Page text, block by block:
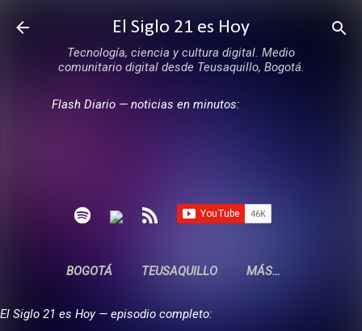
Ir al contenido principal
El Siglo 21 es Hoy
Tecnología, ciencia y cultura digital. Medio
comunitario digital desde Teusaquillo, Bogotá.
Flash Diario — noticias en minutos:
BOGOTÁ TEUSAQUILLO MÁS…
El Siglo 21 es Hoy — episodio completo: